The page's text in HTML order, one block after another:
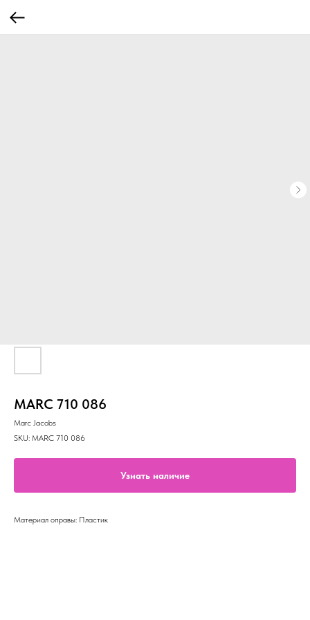
MARC 710 086
Marc Jacobs
SKU: MARC 710 086
Узнать наличие
Материал оправы: Пластик